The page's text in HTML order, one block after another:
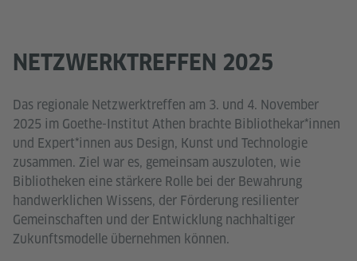
NETZWERKTREFFEN 2025
Das regionale Netzwerktreffen am 3. und 4. November
2025 im Goethe-Institut Athen brachte Bibliothekar*innen
und Expert*innen aus Design, Kunst und Technologie
zusammen. Ziel war es, gemeinsam auszuloten, wie
Bibliotheken eine stärkere Rolle bei der Bewahrung
handwerklichen Wissens, der Förderung resilienter
Gemeinschaften und der Entwicklung nachhaltiger
Zukunftsmodelle übernehmen können.